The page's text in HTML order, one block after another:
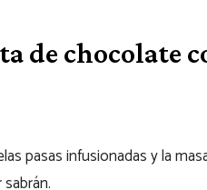
de chocolate
pasas infusionadas y la